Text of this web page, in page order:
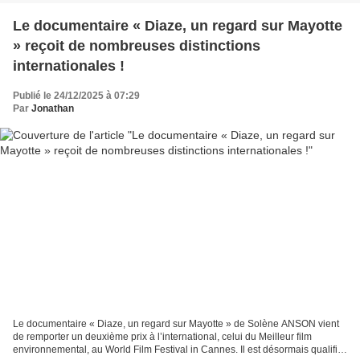
Le documentaire « Diaze, un regard sur Mayotte
» reçoit de nombreuses distinctions
internationales !
Publié le 24/12/2025 à 07:29
Par Jonathan
Le documentaire « Diaze, un regard sur Mayotte » de Solène ANSON vient
de remporter un deuxième prix à l’international, celui du Meilleur film
environnemental, au World Film Festival in Cannes. Il est désormais qualifié